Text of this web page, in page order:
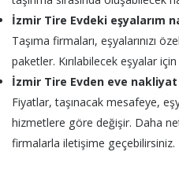
İzmir Tire Evdeki eşyalarım
Taşıma firmaları, eşyalarınızı
paketler. Kırılabilecek eşyalar
İzmir Tire Evden eve
Fiyatlar, taşınacak mesafeye,
hizmetlere göre değişir. Daha
firmalarla iletişime geçebilirsiniz.